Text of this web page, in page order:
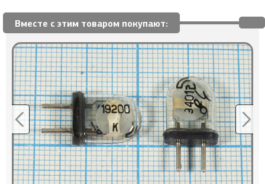
Вместе с этим товаром покупают: